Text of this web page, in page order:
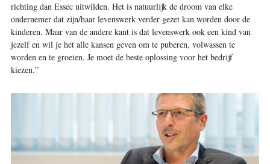
richting dan Essec uitwilden. Het is natuurlijk de droom van elke
ondernemer dat zijn/haar levenswerk verder gezet kan worden door de
kinderen. Maar van de andere kant is dat levenswerk ook een kind van
jezelf en wil je het alle kansen geven om te puberen, volwassen te
worden en te groeien. Je moet de beste oplossing voor het bedrijf
kiezen.”